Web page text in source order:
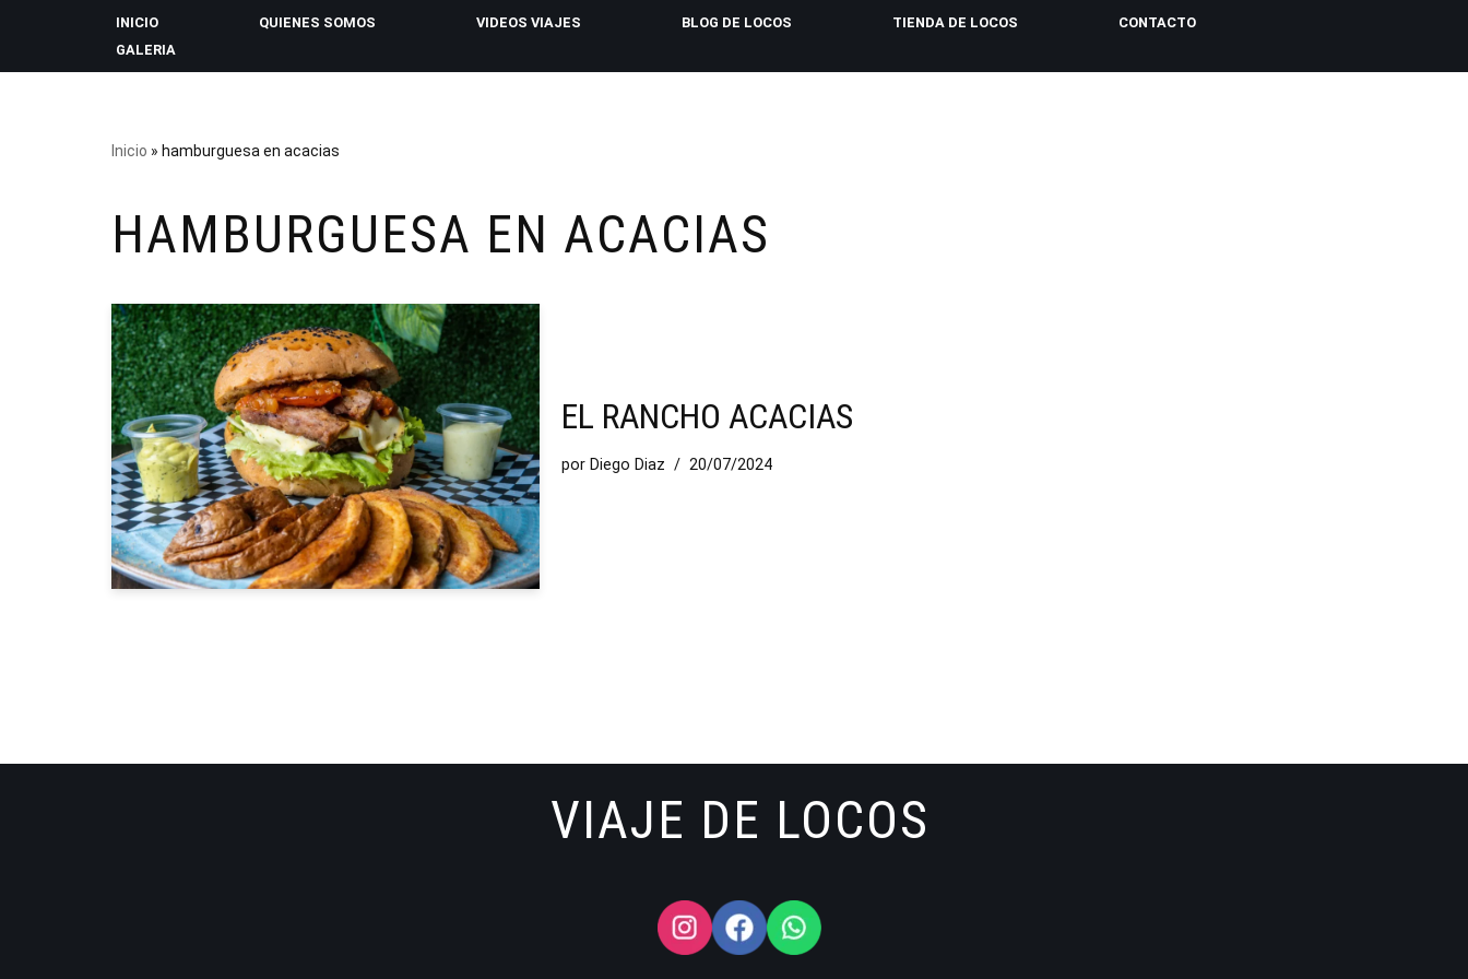
INICIO QUIENES SOMOS VIDEOS VIAJES BLOG DE LOCOS TIENDA DE LOCOS
CONTACTO
GALERIA
Inicio » hamburguesa en acacias
HAMBURGUESA EN ACACIAS
EL RANCHO ACACIAS
por Diego Diaz 20/07/2024
VIAJE DE LOCOS